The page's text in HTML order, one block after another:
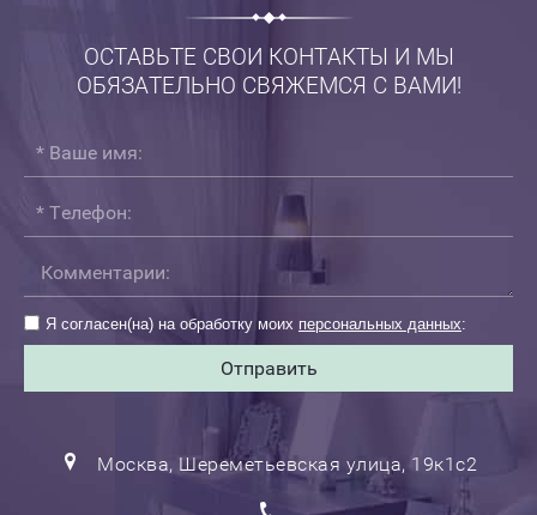
ОСТАВЬТЕ СВОИ КОНТАКТЫ И МЫ
ОБЯЗАТЕЛЬНО СВЯЖЕМСЯ С ВАМИ!
Я согласен(на) на обработку моих персональных данных:
Отправить
Москва, Шереметьевская улица, 19к1с2